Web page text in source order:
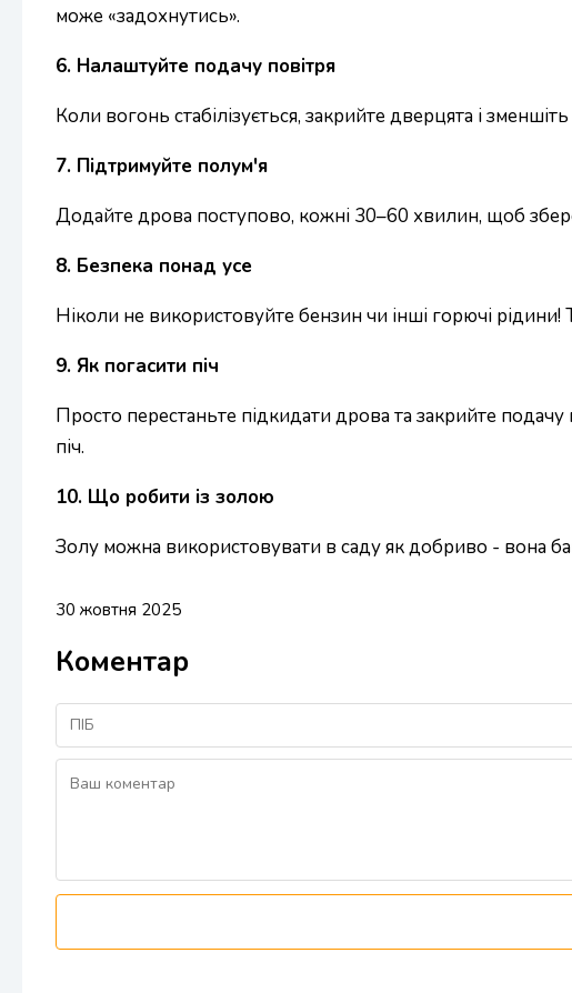
може «задохнутись».
6. Налаштуйте подачу повітря
Коли вогонь стабілізується, закрийте дверцята і
7. Підтримуйте полум'я
Додайте дрова поступово, кожні 30–60 хвилин, щоб
8. Безпека понад усе
Ніколи не використовуйте бензин чи інші горючі
9. Як погасити піч
Просто перестаньте підкидати дрова та закрийте
піч.
10. Що робити із золою
Золу можна використовувати в саду як добриво - вона
30 жовтня 2025
Коментар